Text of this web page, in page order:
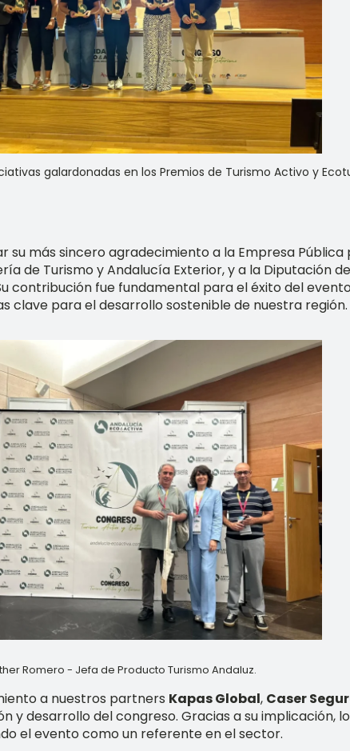
galardonadas en los Premios de Turismo Activo y
su más sincero agradecimiento a la Empresa
de Turismo y Andalucía Exterior, y a la Diputación
contribución fue fundamental para el éxito del
para el desarrollo sostenible de nuestra región.
Romero - Jefa de Producto Turismo Andaluz.
a nuestros partners Kapas Global, Caser
y desarrollo del congreso. Gracias a su implicación,
el evento como un referente en el sector.